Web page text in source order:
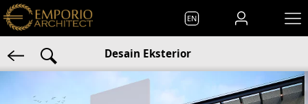
EN
Desain Eksterior